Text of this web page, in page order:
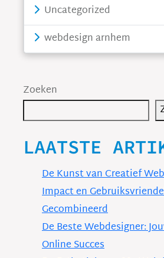
Uncategorized
webdesign arnhem
Zoeken
LAATSTE
De Kunst van Creatief
Impact en
Gecombineerd
De Beste Webdesigner:
Online Succes